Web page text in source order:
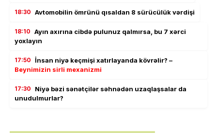
18:30 Avtomobilin ömrünü qısaldan 8 sürücülük vərdişi
18:10 Ayın axırına cibdə pulunuz qalmırsa, bu 7 xərci
yoxlayın
17:50 İnsan niyə keçmişi xatırlayanda kövrəlir? –
Beynimizin sirli mexanizmi
17:30
Niyə bəzi sənətçilər səhnədən uzaqlaşsalar da
unudulmurlar?